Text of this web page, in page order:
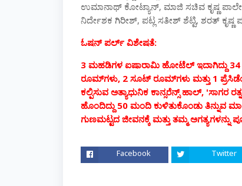
ಉಮಾನಾಥ್ ಕೋಟ್ಯಾನ್, ಮಾಜಿ ಸಚಿವ ಕೃಷ್ಣ
ನಿರ್ದೇಶಕ ಗಿರೀಶ್, ಪಟ್ಲ ಸತೀಶ್ ಶೆಟ್ಟಿ, ಶರತ್ ಕೃಷ್ಣ
ಓಷನ್ ಪರ್ಲ್ ವಿಶೇಷತೆ:
3 ಮಹಡಿಗಳ ಐಷಾರಾಮಿ ಹೋಟೆಲ್ ಇದಾಗಿದ್ದು 34
ರೂಮ್ಗಳು, 2 ಸೂಟ್ ರೂಮ್ಗಳು ಮತ್ತು 1
ಕಲ್ಪಿಸುವ ಅತ್ಯಾಧುನಿಕ ಕಾನ್ಸರೆನ್ಸ್ ಹಾಲ್, 'ಸಾಗರ ರತ್ನ
ಹೊಂದಿದ್ದು 50 ಮಂದಿ ಕುಳಿತುಕೊಂಡು ತಿನ್ನುವ
ಗುಣಮಟ್ಟದ ಜೀವನಕ್ಕೆ ಮತ್ತು ತಮ್ಮ ಅಗತ್ಯಗಳನ್ನು
Facebook Twitter